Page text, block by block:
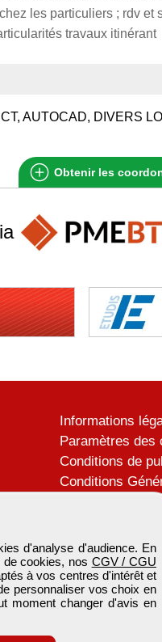
les particuliers ; rdv et
travaux itinérant
AUTOCAD, DIVERS
Obtenir les
d'analyse d'audience. En
cookies, nos CGV / CGU
à vos centres d'intérêt et
personnaliser vos choix en
moment changer d'avis en
Informations
Paramètres des
Conditions de
Conditions